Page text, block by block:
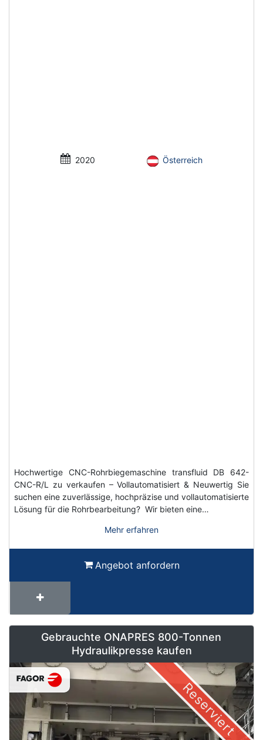
2020 Österreich
Hochwertige CNC-Rohrbiegemaschine transfluid DB 642-
CNC-R/L zu verkaufen – Vollautomatisiert & Neuwertig Sie
suchen eine zuverlässige, hochpräzise und vollautomatisierte
Lösung für die Rohrbearbeitung? Wir bieten eine…
Mehr erfahren
Angebot anfordern
Gebrauchte ONAPRES 800-Tonnen
Hydraulikpresse kaufen
Reserviert